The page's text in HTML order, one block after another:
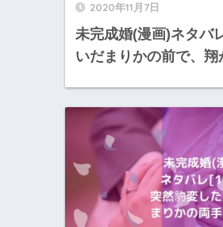
2020年11月7日
未完成婚(漫画)ネタバ
いだまりかの前で、翔